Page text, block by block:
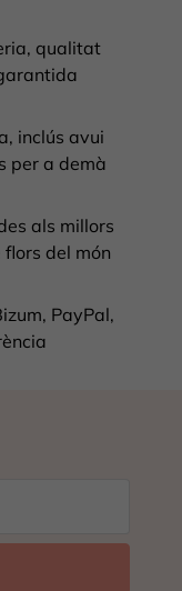
qualitat
inclús avui
per a demà
als millors
del món
PayPal,